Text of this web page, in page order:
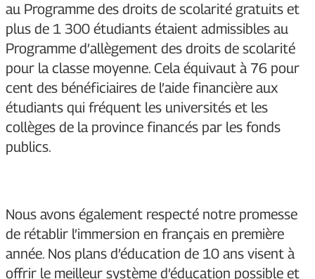
au Programme des droits de scolarité gratuits et
plus de 1 300 étudiants étaient admissibles au
Programme d’allègement des droits de scolarité
pour la classe moyenne. Cela équivaut à 76 pour
cent des bénéficiaires de l’aide financière aux
étudiants qui fréquent les universités et les
collèges de la province financés par les fonds
publics.
Nous avons également respecté notre promesse
de rétablir l’immersion en français en première
année. Nos plans d’éducation de 10 ans visent à
offrir le meilleur système d’éducation possible et